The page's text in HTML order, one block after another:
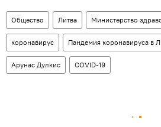
Общество Литва Министерство
коронавирус Пандемия коронавируса в
Арунас Дулкис COVID-19